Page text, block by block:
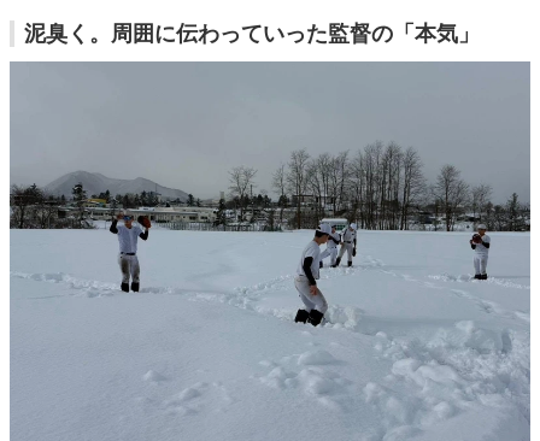
泥臭く。周囲に伝わっていった監督の「本気」